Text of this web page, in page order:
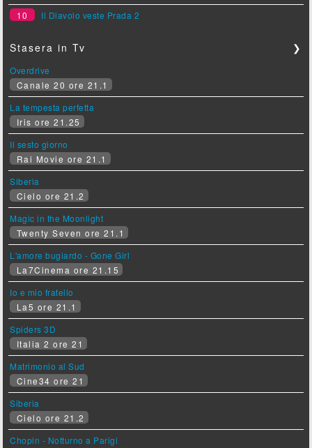
10
Il Diavolo veste Prada 2
Stasera in Tv ❯
Overdrive
Canale 20 ore 21.1
La tempesta perfetta
Iris ore 21.25
Il sesto giorno
Rai Movie ore 21.1
Siberia
Cielo ore 21.2
Magic in the Moonlight
Twenty Seven ore 21.1
L'amore bugiardo - Gone Girl
La7Cinema ore 21.15
Io e mio fratello
La5 ore 21.1
Spiders 3D
Italia 2 ore 21
Matrimonio al Sud
Cine34 ore 21
Siberia
Cielo ore 21.2
Chopin - Notturno a Parigi